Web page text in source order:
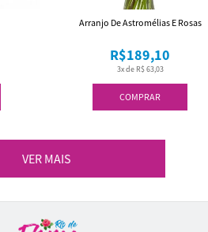
COMPRAR
3x de R$ 63,03
R$189,10
Arranjo De Astromélias E Rosas
VER MAIS